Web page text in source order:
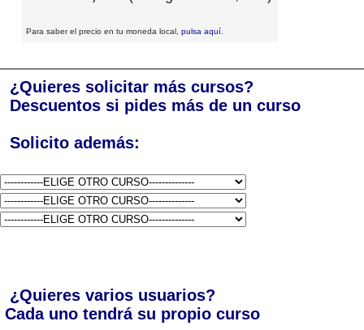
Para saber el precio en tu moneda local, pulsa aquí
¿Quieres solicitar más cursos?
Descuentos si pides más de un curso
Solicito además:
¿Quieres varios usuarios?
Cada uno tendrá su propio curso